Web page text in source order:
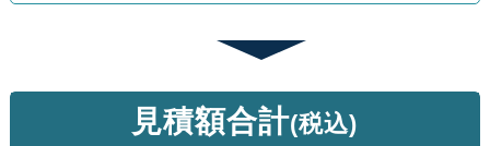
見積額合計(税込)